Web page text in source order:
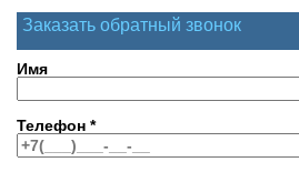
Заказать обратный звонок
Имя
Телефон *